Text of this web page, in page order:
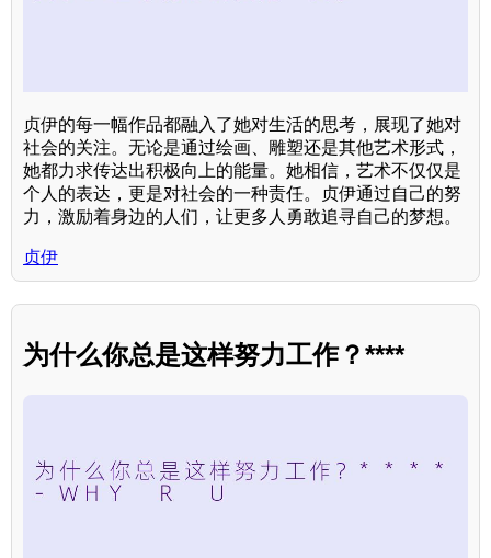
贞伊的每一幅作品都融入了她对生活的思考，展现了她对
社会的关注。无论是通过绘画、雕塑还是其他艺术形式，
她都力求传达出积极向上的能量。她相信，艺术不仅仅是
个人的表达，更是对社会的一种责任。贞伊通过自己的努
力，激励着身边的人们，让更多人勇敢追寻自己的梦想。
贞伊
为什么你总是这样努力工作？****